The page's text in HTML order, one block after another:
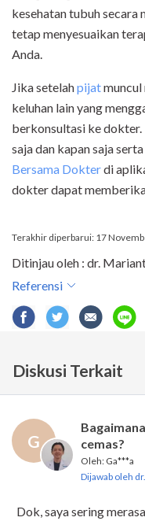
kesehatan tubuh secara
tetap menyesuaikan
Anda.
Jika setelahpijat
keluhan lain yang
berkonsultasi ke
saja dan kapan saja
Bersama Dokterdi
dokter dapat
Terakhir diperbarui: 17